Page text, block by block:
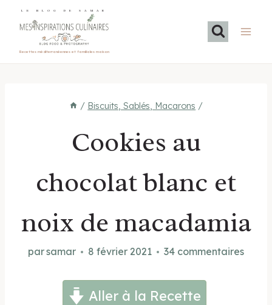
LE BLOG DE SAMAR
Recettes méditerranéennes et familiales maison
/ Biscuits, Sablés, Macarons /
Cookies au
chocolat blanc et
noix de macadamia
parsamar 8 février 2021 34 commentaires
Aller à la Recette